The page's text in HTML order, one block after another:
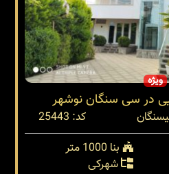
ویژه
در سی سنگان نوشهر
کد: 25443
بنا 1000 متر
شهرکی